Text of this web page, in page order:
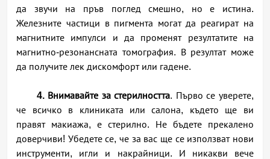
да звучи на пръв поглед смешно, но е истина.
Железните частици в пигмента могат да реагират на
магнитните импулси и да променят резултатите на
магнитно-резонансната томография. В резултат може
да получите лек дискомфорт или гадене.
4. Внимавайте за стерилността. Първо се уверете,
че всичко в клиниката или салона, където ще ви
правят макиажа, е стерилно. Не бъдете прекалено
доверчиви! Убедете се, че за вас ще се използват нови
инструменти, игли и накрайници. И никакви вече